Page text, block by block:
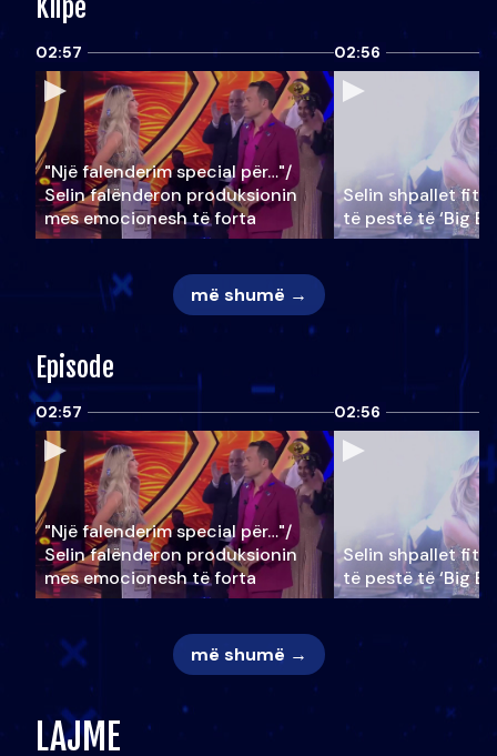
Klipe
02:57
"Një falenderim special për…"/
Selin falënderon produksionin
mes emocionesh të forta
02:56
Selin shpallet
të pestë të ‘Big
më shumë →
Episode
02:57
"Një falenderim special për…"/
Selin falënderon produksionin
mes emocionesh të forta
02:56
Selin shpallet
të pestë të ‘Big
më shumë →
LAJME